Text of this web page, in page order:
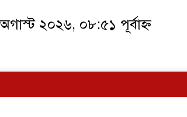
২০২৬, ০৮:৫১ পূর্বাহ্ন